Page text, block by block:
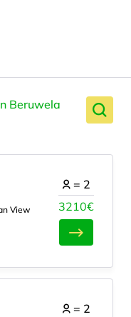
Beruwela
View
3210€
= 2
= 2